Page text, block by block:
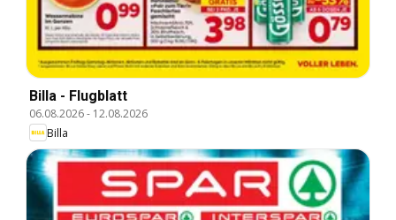
Billa - Flugblatt
06.08.2026- 12.08.2026
Billa